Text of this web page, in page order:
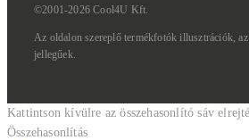
©2001-2026 Cool4U Kft.
Az oldalonszereplőtermékfotók illusztrációk,
jellegűek.
Kattintson kívülre az összehasonlító sáv
Összehasonlítás